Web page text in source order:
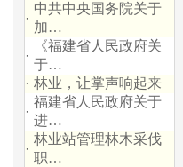
·
中共中央国务院关于
加…
·
《福建省人民政府关
于…
· 林业，让掌声响起来
·
福建省人民政府关于
进…
·
林业站管理林木采伐
职…